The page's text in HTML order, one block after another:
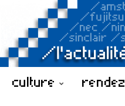
culture